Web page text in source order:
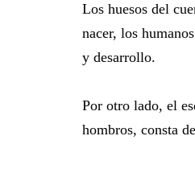
Los huesos del
nacer, los
y desarrollo.
Por otro lado, el
hombros, consta